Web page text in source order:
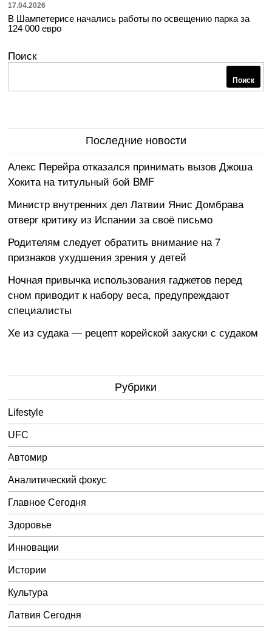
17.04.2026
В Шампетерисе начались работы по освещению парка за
124 000 евро
Поиск
Поиск
Последние новости
Алекс Перейра отказался принимать вызов Джоша
Хокита на титульный бой BMF
Министр внутренних дел Латвии Янис Домбрава
отверг критику из Испании за своё письмо
Родителям следует обратить внимание на 7
признаков ухудшения зрения у детей
Ночная привычка использования гаджетов перед
сном приводит к набору веса, предупреждают
специалисты
Хе из судака — рецепт корейской закуски с судаком
Рубрики
Lifestyle
UFC
Автомир
Аналитический фокус
Главное Сегодня
Здоровье
Инновации
Истории
Культура
Латвия Сегодня